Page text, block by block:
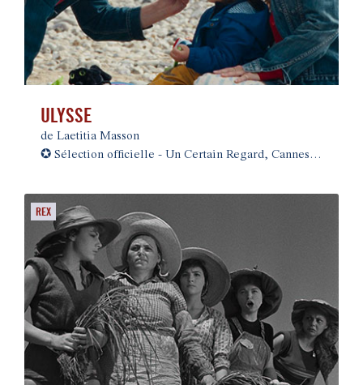
ULYSSE
de Laetitia Masson
✪ Sélection officielle - Un Certain Regard, Cannes 2026
REX